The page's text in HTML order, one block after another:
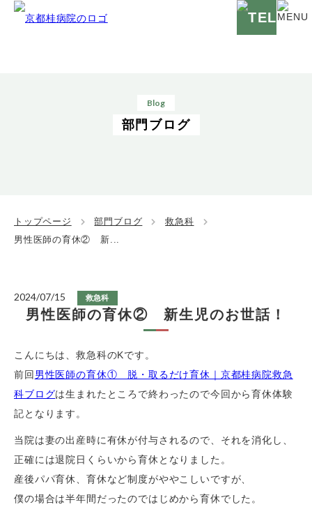
Blog
部門ブログ
トップページ 部門ブログ
救急科
男性医師の育休② 新...
2024/07/15 救急科
男性医師の育休② 新生児のお世話！
こんにちは、救急科のKです。
前回 男性医師の育休① 脱・取るだけ育休｜京都桂病院救急
科ブログは生まれたところで終わったので今回から育休体験
記となります。
当院は妻の出産時に有休が付与されるので、それを消化し、
正確には退院日くらいから育休となりました。
産後パパ育休、育休など制度がややこしいですが、
僕の場合は半年間だったのではじめから育休でした。